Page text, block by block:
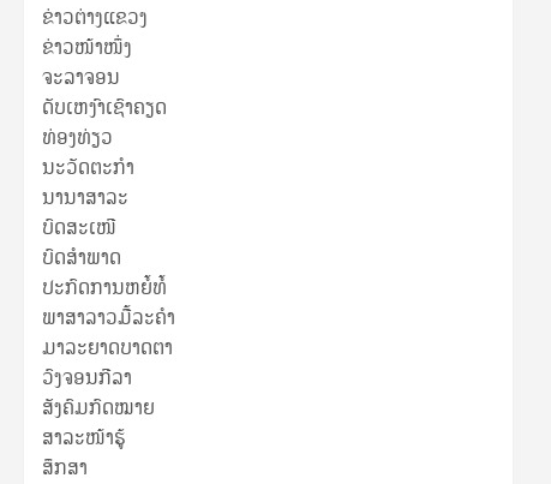
ຂ່າວ​ຕ່າງ​ແຂວງ
ຂ່າວໜ້າໜຶ່ງ
ຈະລາຈອນ
ດັບເຫງົາເຊົາຄຽດ
ທ່ອງທ່ຽວ
ນະວັດຕະກໍາ
ນານາສາລະ
ບົດສະເໜີ
ບົດສໍາພາດ
ປະກົດການຫຍໍ້ທໍ້
ພາສາລາວມື້ລະຄຳ
ມາລະຍາດບາດຕາ
ວົງຈອນກີລາ
ສັງຄົມກົດໝາຍ
ສາລະໜ້າຮູ້
ສຶກສາ